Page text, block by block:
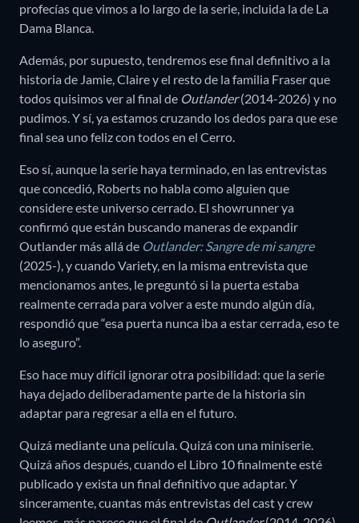
profecías que vimos a lo largo de la serie, incluida la de La
Dama Blanca.
Además, por supuesto, tendremos ese final definitivo a la
historia de Jamie, Claire y el resto de la familia Fraser que
todos quisimos ver al final de Outlander(2014-2026) y no
pudimos. Y sí, ya estamos cruzando los dedos para que ese
final sea uno feliz con todos en el Cerro.
Eso sí, aunque la serie haya terminado, en las entrevistas
que concedió, Roberts no habla como alguien que
considere este universo cerrado. El showrunner ya
confirmó que están buscando maneras de expandir
Outlander más allá de Outlander: Sangre de mi sangre
(2025-), y cuando Variety, en la misma entrevista que
mencionamos antes, le preguntó si la puerta estaba
realmente cerrada para volver a este mundo algún día,
respondió que “esa puerta nunca iba a estar cerrada, eso te
lo aseguro”.
Eso hace muy difícil ignorar otra posibilidad: que la serie
haya dejado deliberadamente parte de la historia sin
adaptar para regresar a ella en el futuro.
Quizá mediante una película. Quizá con una miniserie.
Quizá años después, cuando el Libro 10 finalmente esté
publicado y exista un final definitivo que adaptar. Y
sinceramente, cuantas más entrevistas del cast y crew